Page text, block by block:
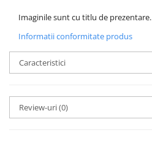
Imaginile sunt cu titlu de prezentare.
Informatii conformitate produs
Caracteristici
Review-uri(0)